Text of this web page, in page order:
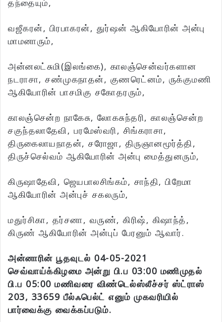
தந்தையும்,
வஜீகரன், பிரபாகரன், துர்ஷன் ஆகியோரின் அன்பு
மாமனாரும்,
அன்னலட்சுமி(இலங்கை), காலஞ்சென்வர்களான
நடராசா, சண்முகநாதன், குணரெட்னம், ருக்குமணி
ஆகியோரின் பாசமிகு சகோதரரும்,
காலஞ்சென்ற நாகேசு, லோகசுந்தரி, காலஞ்சென்ற
சகுந்தலாதேவி, பரமேஸ்வரி, சிங்கராசா,
திருகைலாயநாதன், சரோஜா, திருஞானமூர்த்தி,
திருச்செல்வம் ஆகியோரின் அன்பு மைத்துனரும்,
கிருஷாதேவி, ஜெயபாலசிங்கம், சாந்தி, பிறேமா
ஆகியோரின் அன்புச் சகலரும்,
மதுர்சிகா, தர்சனா, வருண், கிரிஷ், கிஷாந்த்,
கிருண் ஆகியோரின் அன்புப் பேரனும் ஆவார்.
அன்னாரின் பூதவுடல் 04-05-2021
செவ்வாய்க்கிழமை அன்று பி.ப 03:00 மணிமுதல்
பி.ப 05:00 மணிவரை விண்டெல்ஸ்லீச்சர் ஸ்ட்ராஸ்
203, 33659 பீல்ஃபெல்ட் எனும் முகவரியில்
பார்வைக்கு வைக்கப்படும்.